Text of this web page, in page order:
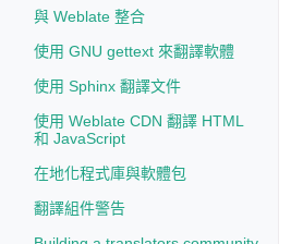
與 Weblate 整合
使用 GNU gettext 來翻譯軟體
使用 Sphinx 翻譯文件
使用 Weblate CDN 翻譯 HTML
和 JavaScript
在地化程式庫與軟體包
翻譯組件警告